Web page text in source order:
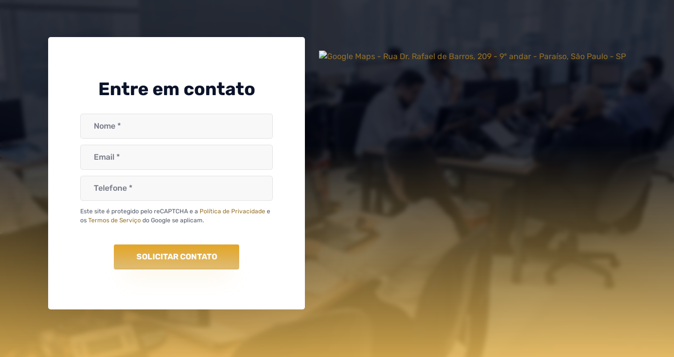
Entre em contato
Este site é protegido pelo reCAPTCHA e a Política de Privacidade e
os Termos de Serviço do Google se aplicam.
SOLICITAR CONTATO